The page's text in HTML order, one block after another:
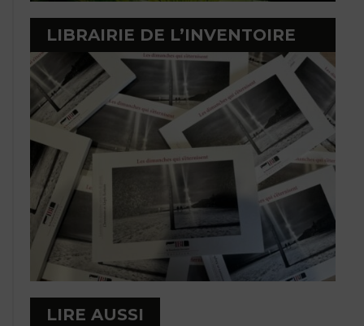
LIBRAIRIE DE L’INVENTOIRE
LIRE AUSSI